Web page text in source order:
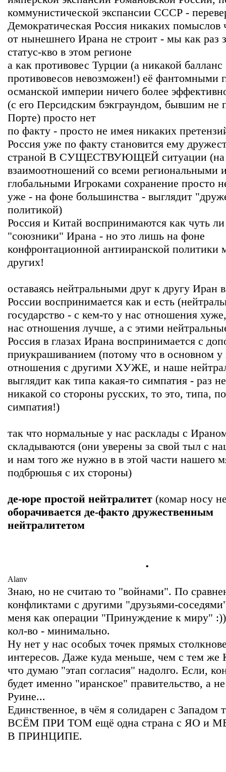
коммунистической экспансии СССР -
Демократическая Россия никаких помыслов
от нынешнего Ирана не строит - мы как раз
статус-кво в этом регионе
а как противовес Турции (а никакой балланс
противовесов невозможен!) её фантомными
османской империи ничего более
(с его Персидским бэкграундом, бывшим не
Порте) просто нет
по факту - просто не имея никаких
Россия уже по факту становится ему
страной В СУЩЕСТВУЮЩЕЙ ситуации (на
взаимоотношений со всеми региональными
глобальными Игроками сохранение просто
уже - на фоне большинства - выглядит
политикой)
Россия и Китай воспринимаются как чуть
"союзники" Ирана - но это лишь на фоне
конфронтационной антииранской политики
других!
оставаясь нейтральными друг к другу Иран в
России воспринимается как и есть
государство - с кем-то у нас отношения
нас отношения лучше, а с этими
Россия в глазах Ирана воспринимается с
приукрашиванием (потому что в основном у
отношения с другими ХУЖЕ, и наше
выглядит как типа какая-то симпатия - раз
никакой со стороны русских, то это, типа,
симпатия!)
так что нормальные у нас расклады с
складываются (они уверены за свой тыл с
и нам того же нужно в в этой части нашего
подбрюшья с их стороны)
де-юре простой нейтралитет (комар носу
оборачивается де-факто дружественным
нейтралитетом
.
Alanv
Знаю, но не считаю то "войнами". По
конфликтами с другими "друзьями-
меня как операции "Принуждение к миру"
кол-во - минимально.
Ну нет у нас особых точек прямых
интересов. Даже куда меньше, чем с тем же
что думаю "этап согласия" надолго. Если,
будет именно "иранское" правительство, а
Руине...
Единственное, в чём я солидарен с
ВСЁМ ПРИ ТОМ ещё одна страна с ЯО и
В ПРИНЦИПЕ.